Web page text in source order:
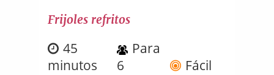
Frijoles refritos
45
minutos
Para
6
Fácil